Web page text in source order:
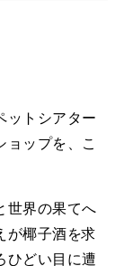
ットシアター
ョップを、こ
世界の果てへ
が椰子酒を求
ひどい目に遭